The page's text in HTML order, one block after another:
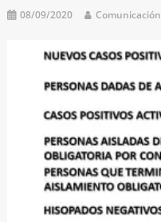
08/09/2020 Comunicación